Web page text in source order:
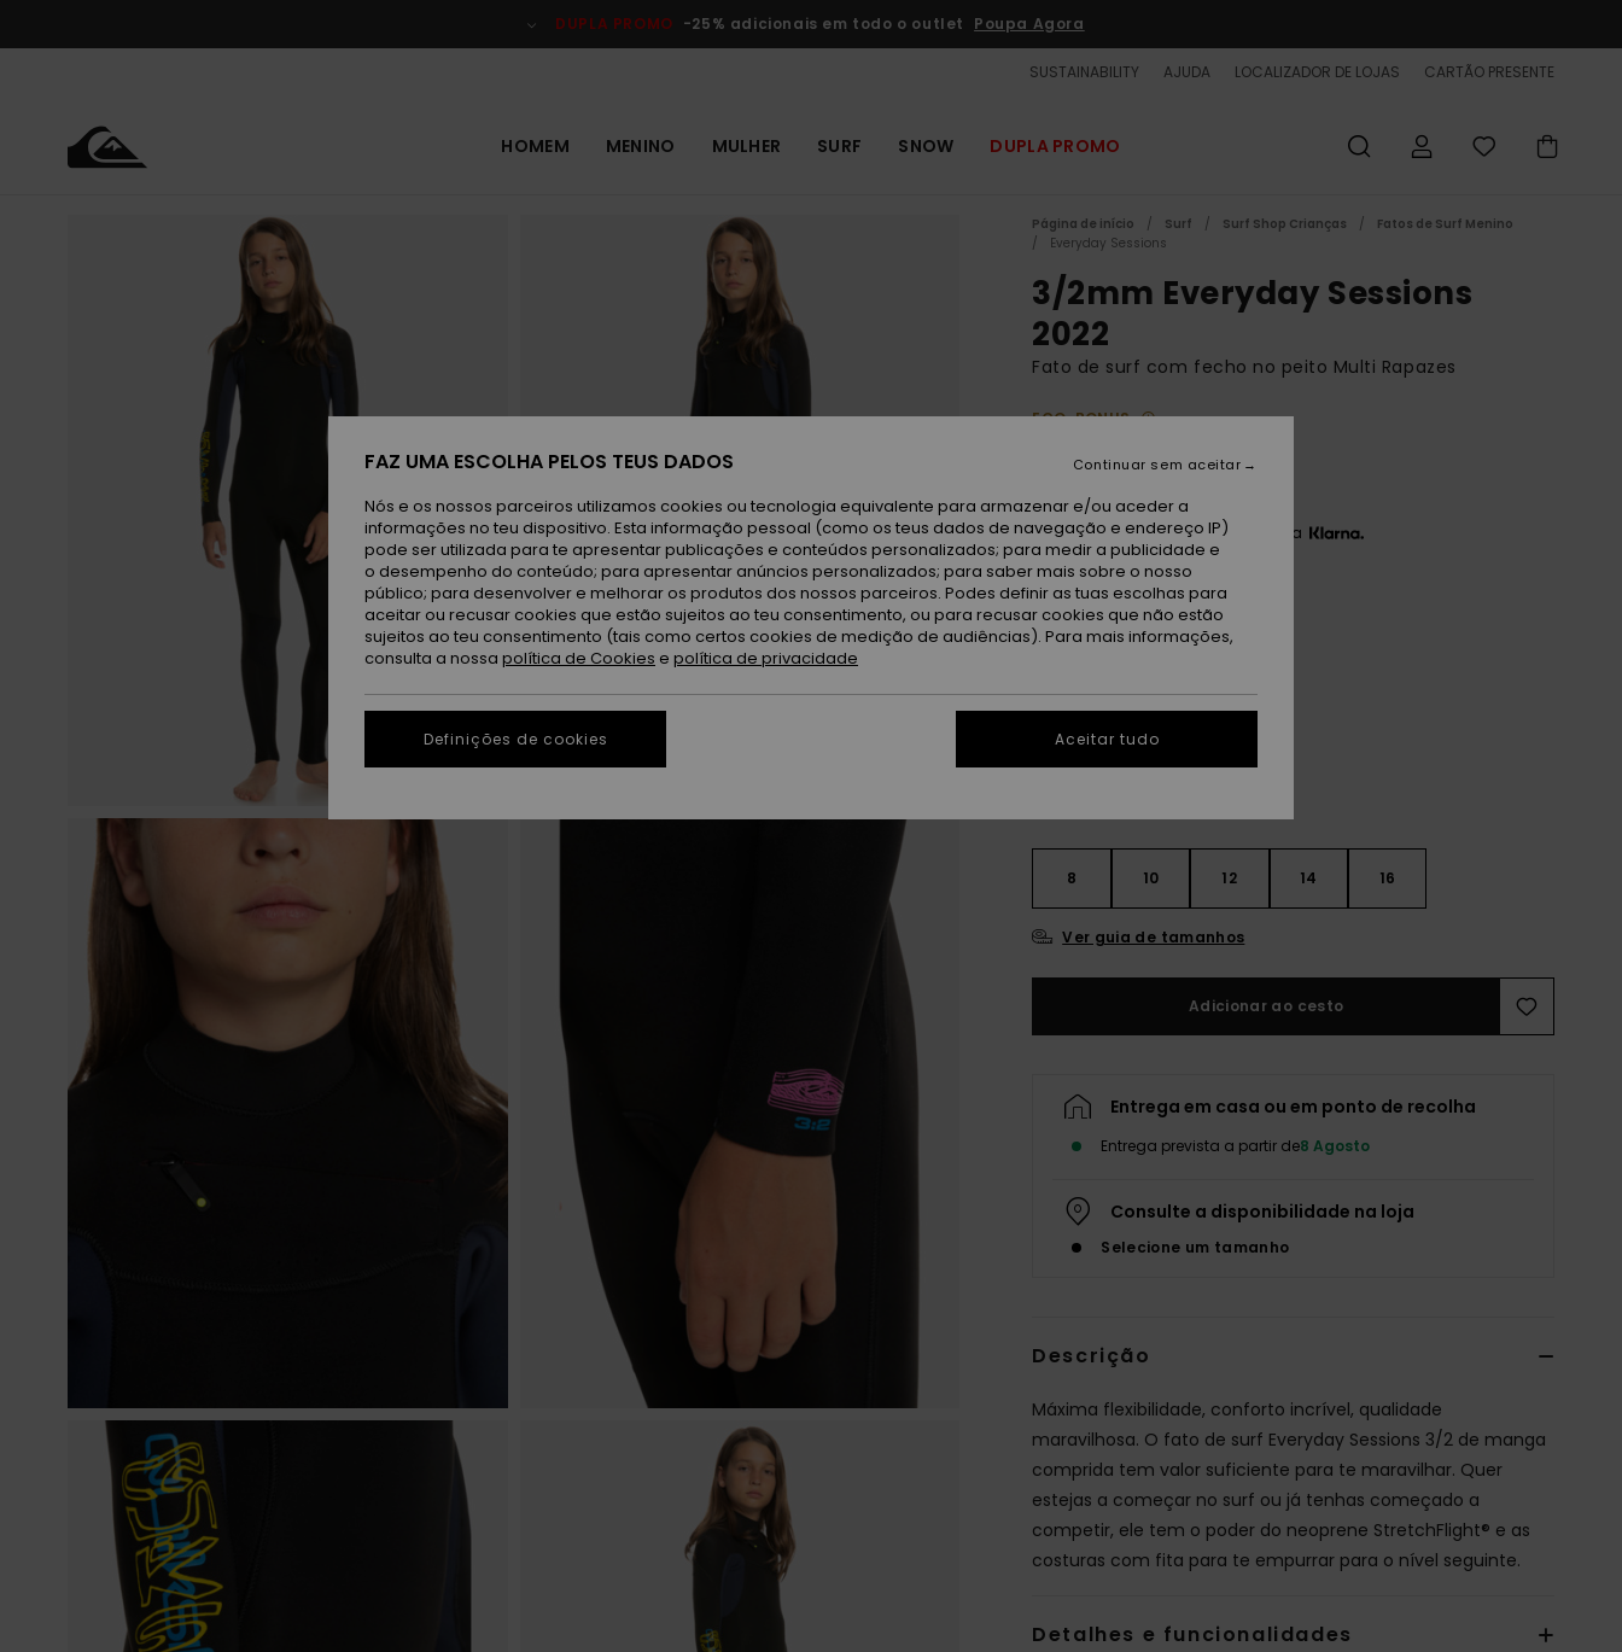
do
DUPLA PROMO -25% adicionais em todo o outlet Poupa Agora
SUSTAINABILITY AJUDA LOCALIZADOR DE LOJAS CARTÃO PRESENTE
HOMEM MENINO MULHER SURF SNOW DUPLA PROMO
Página de início Surf Surf Shop Crianças
Fatos de Surf Menino
Everyday Sessions
3/2mm Everyday Sessions
2022
Fato de surf com fecho no peito Multi Rapazes
ECO-BONUS
120,00 €
Paga 3 x 40,00 € sem juros com a
OUTLET
DUPLA PROMO 25% EXTRA
8 10 12 14 16
Ver guia de tamanhos
Adicionar ao cesto
Entrega em casa ou em ponto de recolha
Entrega prevista a partir de8 Agosto
Consulte a disponibilidade na loja
Selecione um tamanho
Descrição
Máxima flexibilidade, conforto incrível, qualidade
maravilhosa. O fato de surf Everyday Sessions 3/2 de manga
comprida tem valor suficiente para te maravilhar. Quer
estejas a começar no surf ou já tenhas começado a
competir, ele tem o poder do neoprene StretchFlight® e as
costuras com fita para te empurrar para o nível seguinte.
Detalhes e funcionalidades
FAZ UMA ESCOLHA PELOS TEUS DADOS
Nós e os nossos parceiros utilizamos cookies ou tecnologia equivalente para armazenar e/ou aceder a
informações no teu dispositivo. Esta informação pessoal (como os teus dados de navegação e endereço IP)
pode ser utilizada para te apresentar publicações e conteúdos personalizados; para medir a publicidade e
o desempenho do conteúdo; para apresentar anúncios personalizados; para saber mais sobre o nosso
público; para desenvolver e melhorar os produtos dos nossos parceiros. Podes definir as tuas escolhas para
aceitar ou recusar cookies que estão sujeitos ao teu consentimento, ou para recusar cookies que não estão
sujeitos ao teu consentimento (tais como certos cookies de medição de audiências). Para mais informações,
consulta a nossa política de Cookies e política de privacidade
Definições de cookies
Continuar sem aceitar
Aceitar tudo